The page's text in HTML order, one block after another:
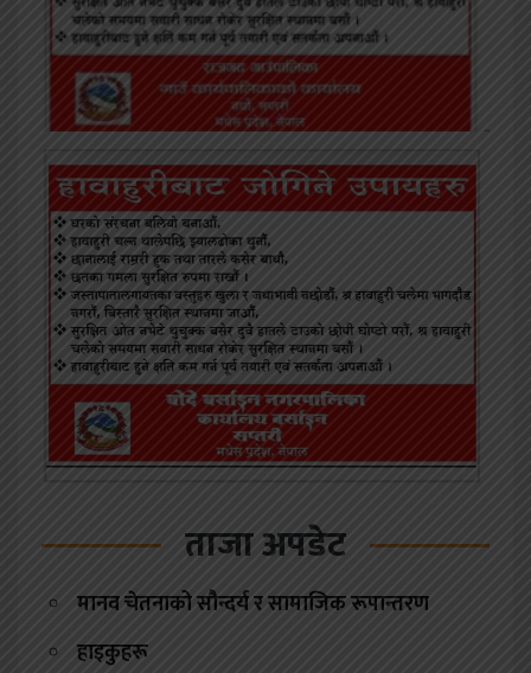
ताजा अपडेट
मानव चेतनाको सौन्दर्य र सामाजिक रूपान्तरण
हाइकुहरू